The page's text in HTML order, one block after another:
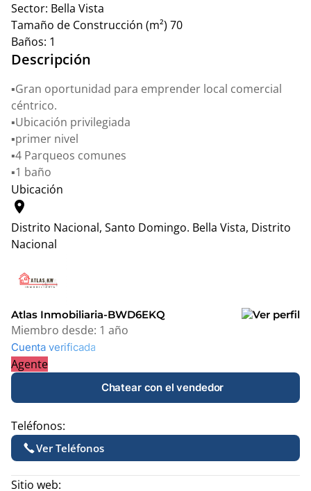
Sector: Bella Vista
Tamaño de Construcción (m²) 70
Baños: 1
Descripción
▪️Gran oportunidad para emprender local comercial
céntrico.
▪️Ubicación privilegiada
▪️primer nivel
▪️4 Parqueos comunes
▪️1 baño
Ubicación
location_on
Distrito Nacional, Santo Domingo. Bella Vista, Distrito
Nacional
+
−
Atlas Inmobiliaria-BWD6EKQ
Miembro desde: 1 año
Cuenta verificada
Agente
Chatear con el vendedor
Teléfonos:
Ver Teléfonos
Sitio web: